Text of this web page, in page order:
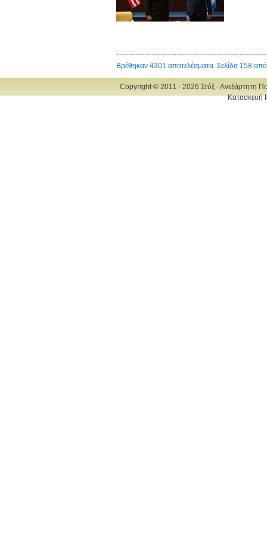
Βρέθηκαν 4301 αποτελέσματα. Σελίδα 158
Copyright © 2011 - 2026 Στύξ - Ανεξάρτητη
Κατασκευή